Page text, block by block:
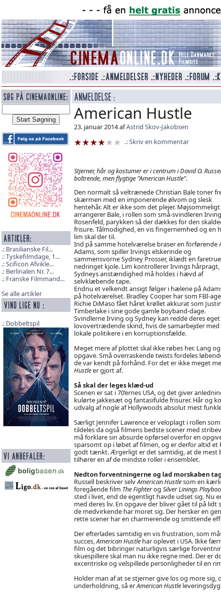
Brasilianske Fil...
Tyskefilmdage, 1...
Scificon Afvikle...
Berlinalen Nr. 7...
Franske Filmmand...
Se alle artikler
Dobbeltspil
American Hustle
23. januar 2014 afAstrid Skov-Jakobsen
Skriv en kommentar
Stjerner, hår og kostumer er i centrum i David O.
boltrende, men flygtige ”American Hustle”.
Den normalt så veltrænede Christian Bale toner
skærmen med en imponerende ølvom og slesk
hentehår. Alt er ikke som det plejer. Møjsommeligt
arrangerer Bale, i rollen som små-svindleren Irving
Rosenfeld, parykken så der dækkes for den
frisure. Tålmodighed, en vis fingernemhed og en
lim skal der til.
Ind på samme hotelværelse braser en forførende
Adams, som spiller Irvings elskerinde og
sammensvorne Sydney Prosser, iklædt en
nedringet kjole. Lim kontrollerer Irvings hårpragt,
Sydneys anstændighed må holdes i hævd af
selvklæbende tape.
Endnu et velkendt ansigt følger i hælene på
på hotelværelset. Bradley Cooper har som FBI-
Richie DiMaso fået håret krøllet akkurat som
Timberlake i sine gode gamle boyband-dage.
Svindlerne Irving og Sydney kan redde deres eget
lovovertrædende skind, hvis de samarbejder
lokale politikere i en korruptionsfælde.
Meget mere af plottet skal ikke røbes her. Lang
opgave. Små overraskende twists fordeles
de var kendt på forhånd. For det er ikke meget
Hustleer gjort af.
Så skal der leges klæd-ud
Scenen er sat i 70’ernes USA, og det giver
kulørte jakkesæt og fantasifulde frisurer. Hår og
udvalg af nogle af Hollywoods absolut mest
Særligt Jennifer Lawrence er veloplagt i rollen
tildeles da også filmens bedste scener med
må forklare sin absurde opførsel overfor en
sparsomt op i løbet af filmen, og er derfor altid
godt tænkt. Ærgerligt er det samtidig, at de mest
tilhører en af de mindste roller i ensemblet.
Nedton forventningerne og lad morskaben
Russell beskriver selvAmerican Hustlesom en
foregående film The Fighterog Silver Linings
sted i livet, end de egentligt havde udset sig. Nu
med deres liv. En opgave der bliver gået til på
de medvirkende har moret sig. Der hersker en
rette scener har en charmerende og smittende
Der efterlades samtidig en vis frustration, som
succes,American Hustlehar oplevet i USA. Ikke
film og det bibringer naturligvis særlige
skuespillere skal man nu ikke regne med. Der
excentriske og velspillede personligheder til en
Holder man af at se stjerner give los og more
underholdning, så erAmerican Hustle